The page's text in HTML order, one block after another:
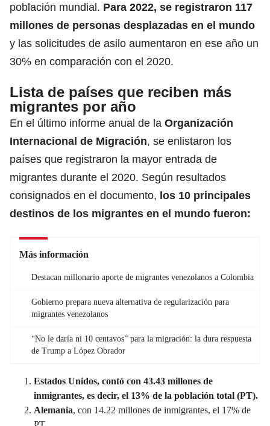
población mundial. Para 2022, se registraron 117
millones de personas desplazadas en el mundo
y las solicitudes de asilo aumentaron en ese año un
30% en comparación con el 2020.
Lista de países que reciben más
migrantes por año
En el último informe anual de la Organización
Internacional de Migración, se enlistaron los
países que registraron la mayor entrada de
migrantes durante el 2020. Según resultados
consignados en el documento, los 10 principales
destinos de los migrantes en el mundo fueron:
Más información
Destacan millonario aporte de migrantes venezolanos a Colombia
Gobierno prepara nueva alternativa de regularización para
migrantes venezolanos
“No le daría ni 10 centavos” para la migración: la dura respuesta
de Trump a López Obrador
Estados Unidos, contó con 43.43 millones de
inmigrantes, es decir, el 13% de la población total (PT).
Alemania, con 14.22 millones de inmigrantes, el 17% de